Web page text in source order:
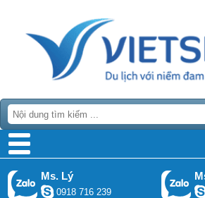
Ms. Lý
0918 716 239